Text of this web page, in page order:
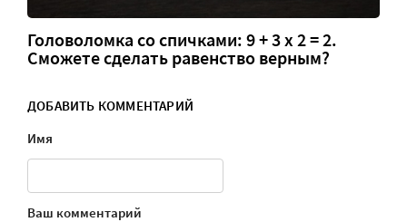
Головоломка со спичками: 9 + 3 х 2 = 2.
Сможете сделать равенство верным?
ДОБАВИТЬ КОММЕНТАРИЙ
Имя
Ваш комментарий